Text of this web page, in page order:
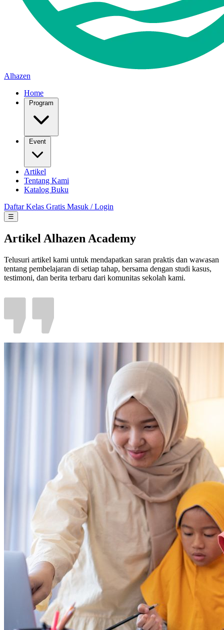
Alhazen
Home
Program
Event
Artikel
Tentang Kami
Katalog Buku
Daftar Kelas Gratis Masuk / Login
☰
Artikel Alhazen Academy
Telusuri artikel kami untuk mendapatkan saran praktis dan wawasan
tentang pembelajaran di setiap tahap, bersama dengan studi kasus,
testimoni, dan berita terbaru dari komunitas sekolah kami.